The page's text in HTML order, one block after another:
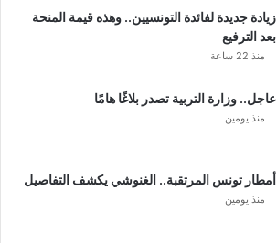
زيادة جديدة لفائدة التونسيين.. وهذه قيمة المنحة
بعد الترفيع
منذ 22 ساعة
عاجل.. وزارة التربية تصدر بلاغًا هامًا
منذ يومين
أمطار تونس المرتقبة.. الغنوشي يكشف التفاصيل
منذ يومين